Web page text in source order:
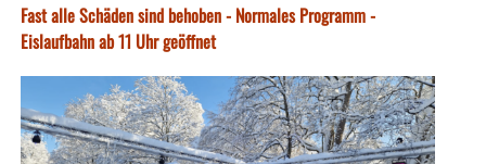
Fast alle Schäden sind behoben - Normales Programm -
Eislaufbahn ab 11 Uhr geöffnet